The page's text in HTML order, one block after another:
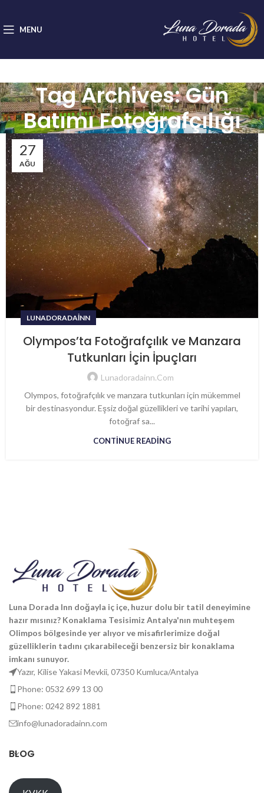
MENU
Tag Archives: Gün
Batımı Fotoğrafçılığı
27
AĞU
LUNADORADAINN
Olympos’ta Fotoğrafçılık ve Manzara
Tutkunları İçin İpuçları
Lunadoradainn.com
Olympos, fotoğrafçılık ve manzara tutkunları için mükemmel
bir destinasyondur. Eşsiz doğal güzellikleri ve tarihi yapıları,
fotoğraf sa...
CONTINUE READING
Luna Dorada Inn doğayla iç içe, huzur dolu bir tatil deneyimine
hazır mısınız? Konaklama Tesisimiz Antalya'nın muhteşem
Olimpos bölgesinde yer alıyor ve misafirlerimize doğal
güzelliklerin tadını çıkarabileceği benzersiz bir konaklama
imkanı sunuyor.
Yazır, Kilise Yakasi Mevkii, 07350 Kumluca/Antalya
Phone: 0532 699 13 00
Phone: 0242 892 1881
info@lunadoradainn.com
BLOG